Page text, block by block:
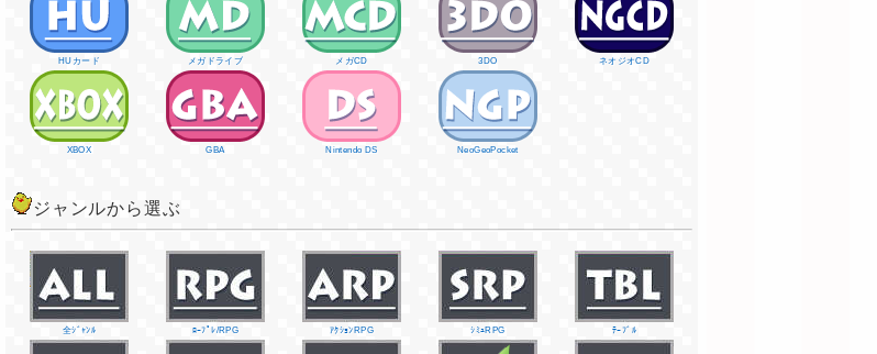
HUカード メガドライブ メガCD 3DO ネオジオCD
XBOX GBA Nintendo DS NeoGeoPocket
ジャンルから選ぶ
全ｼﾞｬﾝﾙ ﾛｰﾌﾟﾚ/RPG ｱｸｼｮﾝRPG ｼﾐｭRPG ﾃｰﾌﾞﾙ